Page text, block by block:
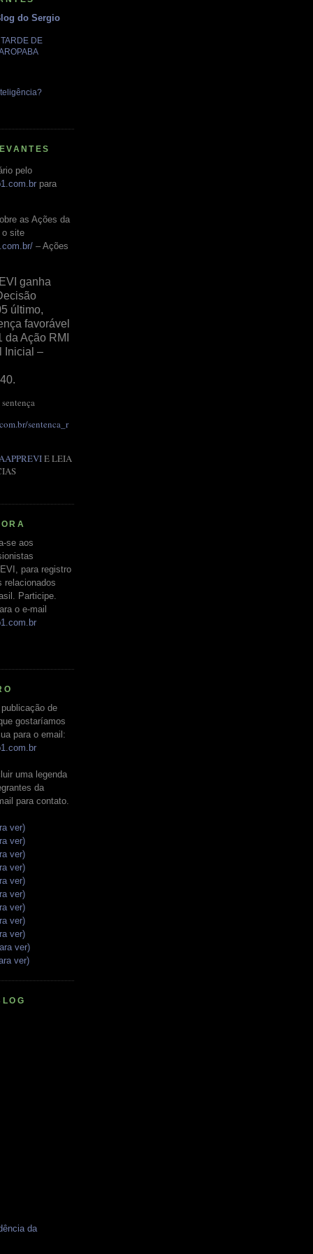
do Sergio
DE
pelo
para
as Ações da
o site
– Ações
ganha
último,
favorável
da Ação RMI
Inicial –
sentenca_r
AAPPREVIE LEIA
se aos
para registro
relacionados
Participe.
o e-mail
de
gostaríamos
para o email:
uma legenda
da
para contato.
ver)
ver)
ver)
ver)
ver)
ver)
ver)
ver)
ver)
ver)
ver)
da